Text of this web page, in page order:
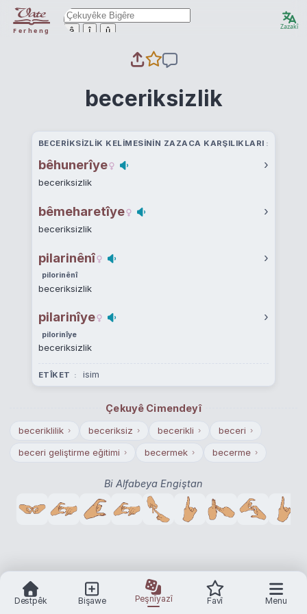
Ferheng ê î û Zazakî
beceriksizlik
BECERIKSIZLIK KELIMESININ ZAZACA KARŞILIKLARI
bêhunerîye ›
beceriksizlik
bêmeharetîye ›
beceriksizlik
pilarinênî ›
pilorinênî
beceriksizlik
pilarinîye ›
pilorinîye
beceriksizlik
ETÎKET isim
Çekuyê Cimendeyî
beceriklilik › beceriksiz › becerikli › beceri ›
beceri geliştirme eğitimi › becermek › becerme ›
Bi Alfabeya Engiştan
Destpêk Bişawe Peşnîyazî Favî Menu